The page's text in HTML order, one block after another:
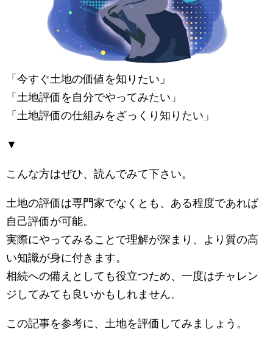
「今すぐ土地の価値を知りたい」
「土地評価を自分でやってみたい」
「土地評価の仕組みをざっくり知りたい」
▼
こんな方はぜひ、読んでみて下さい。
土地の評価は専門家でなくとも、ある程度であれば
自己評価が可能。
実際にやってみることで理解が深まり、より質の高
い知識が身に付きます。
相続への備えとしても役立つため、一度はチャレン
ジしてみても良いかもしれません。
この記事を参考に、土地を評価してみましょう。